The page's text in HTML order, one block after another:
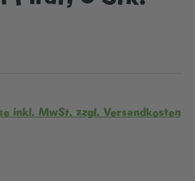
inkl. MwSt. zzgl. Versandkosten